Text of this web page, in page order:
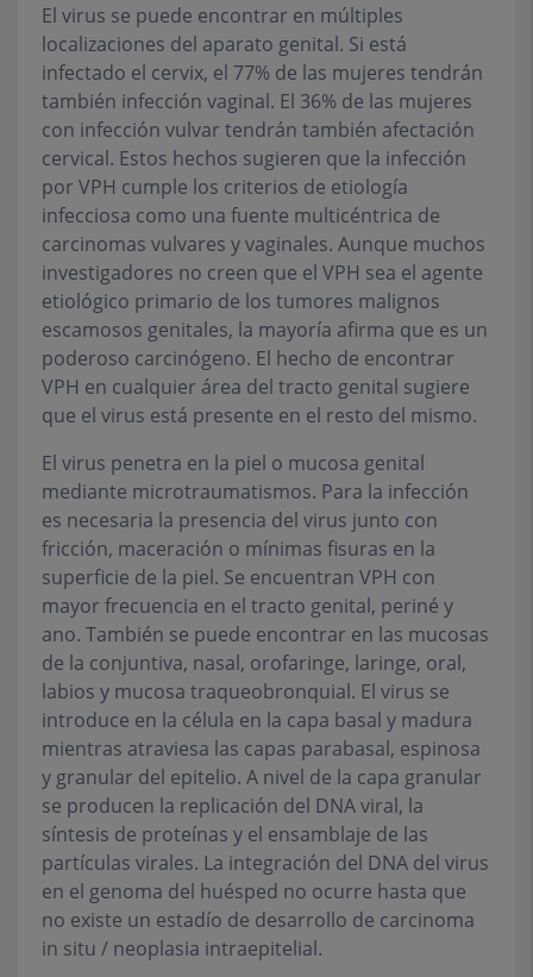
El virus se puede encontrar en múltiples
localizaciones del aparato genital. Si está
infectado el cervix, el 77% de las mujeres tendrán
también infección vaginal. El 36% de las mujeres
con infección vulvar tendrán también afectación
cervical. Estos hechos sugieren que la infección
por VPH cumple los criterios de etiología
infecciosa como una fuente multicéntrica de
carcinomas vulvares y vaginales. Aunque muchos
investigadores no creen que el VPH sea el agente
etiológico primario de los tumores malignos
escamosos genitales, la mayoría afirma que es un
poderoso carcinógeno. El hecho de encontrar
VPH en cualquier área del tracto genital sugiere
que el virus está presente en el resto del mismo.
El virus penetra en la piel o mucosa genital
mediante microtraumatismos. Para la infección
es necesaria la presencia del virus junto con
fricción, maceración o mínimas fisuras en la
superficie de la piel. Se encuentran VPH con
mayor frecuencia en el tracto genital, periné y
ano. También se puede encontrar en las mucosas
de la conjuntiva, nasal, orofaringe, laringe, oral,
labios y mucosa traqueobronquial. El virus se
introduce en la célula en la capa basal y madura
mientras atraviesa las capas parabasal, espinosa
y granular del epitelio. A nivel de la capa granular
se producen la replicación del DNA viral, la
síntesis de proteínas y el ensamblaje de las
partículas virales. La integración del DNA del virus
en el genoma del huésped no ocurre hasta que
no existe un estadío de desarrollo de carcinoma
in situ / neoplasia intraepitelial.